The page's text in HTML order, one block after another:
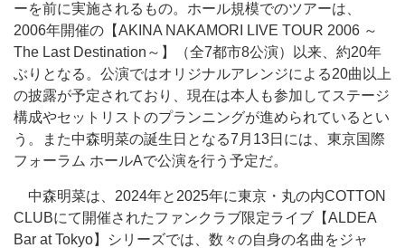
ーを前に実施されるもの。ホール規模でのツアーは、
2006年開催の【AKINA NAKAMORI LIVE TOUR 2006 ～
The Last Destination～】（全7都市8公演）以来、約20年
ぶりとなる。公演ではオリジナルアレンジによる20曲以上
の披露が予定されており、現在は本人も参加してステージ
構成やセットリストのプランニングが進められているとい
う。また中森明菜の誕生日となる7月13日には、東京国際
フォーラム ホールAで公演を行う予定だ。
中森明菜は、2024年と2025年に東京・丸の内COTTON
CLUBにて開催されたファンクラブ限定ライブ【ALDEA
Bar at Tokyo】シリーズでは、数々の自身の名曲をジャ